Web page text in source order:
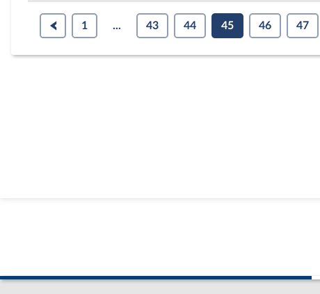
1 ... 43 44 45 46 47